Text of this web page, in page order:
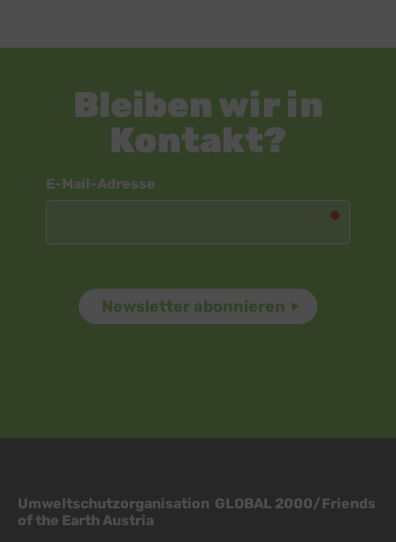
Bleiben wir in
Kontakt?
E-Mail-Adresse
Umweltschutzorganisation GLOBAL 2000/Friends
of the Earth Austria